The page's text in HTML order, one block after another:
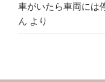
車がいたら車両には
ん より